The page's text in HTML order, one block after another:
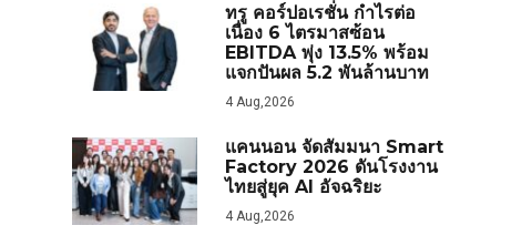
ทรู คอร์ปอเรชั่น กำไรต่อ
เนื่อง 6 ไตรมาสซ้อน
EBITDA พุ่ง 13.5% พร้อม
แจกปันผล 5.2 พันล้านบาท
4 Aug,2026
แคนนอน จัดสัมมนา Smart
Factory 2026 ดันโรงงาน
ไทยสู่ยุค AI อัจฉริยะ
4 Aug,2026